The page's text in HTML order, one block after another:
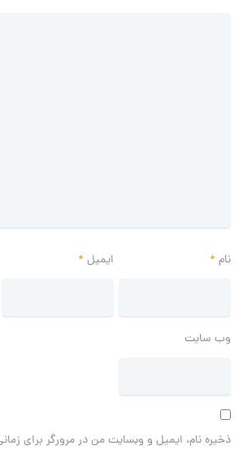
نام* ایمیل*
وب‌ سایت
ذخیره نام، ایمیل و وبسایت من در مرورگر برای